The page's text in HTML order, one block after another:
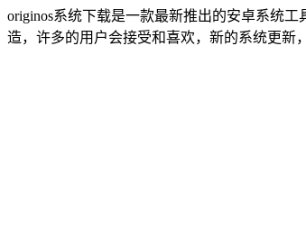
originos系统下载是一款最新推出的安卓系统
造，许多的用户会接受和喜欢，新的系统更新